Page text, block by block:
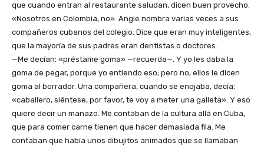
que cuando entran al restaurante saludan, dicen buen provecho.
«Nosotros en Colombia, no». Angie nombra varias veces a sus
compañeros cubanos del colegio. Dice que eran muy inteligentes,
que la mayoría de sus padres eran dentistas o doctores.
—Me decían: «préstame goma» —recuerda—. Y yo les daba la
goma de pegar, porque yo entiendo eso; pero no, ellos le dicen
goma al borrador. Una compañera, cuando se enojaba, decía:
«caballero, siéntese, por favor, te voy a meter una galleta». Y eso
quiere decir un manazo. Me contaban de la cultura allá en Cuba,
que para comer carne tienen que hacer demasiada fila. Me
contaban que había unos dibujitos animados que se llamaban